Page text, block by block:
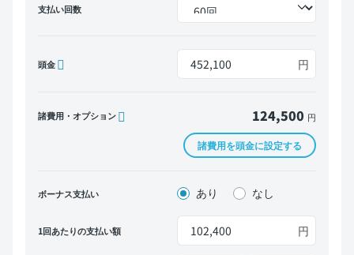
支払い回数
頭金 円
諸費用・オプション 124,500 円
諸費用を頭金に設定する
ボーナス支払い あり なし
1回あたりの支払い額 円